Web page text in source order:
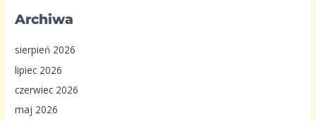
Archiwa
sierpień 2026
lipiec 2026
czerwiec 2026
maj 2026